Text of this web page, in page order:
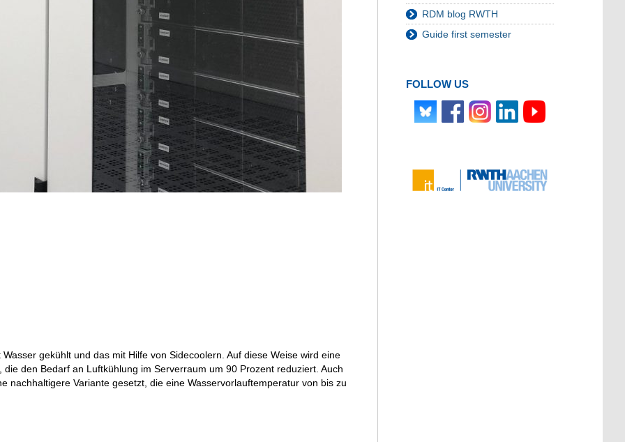
gekühlt und das mit Hilfe von Sidecoolern. Auf diese Weise wird eine
den Bedarf an Luftkühlung im Serverraum um 90 Prozent reduziert. Auch
nachhaltigere Variante gesetzt, die eine Wasservorlauftemperatur von bis zu
RDM blog RWTH
Guide first semester
FOLLOW US